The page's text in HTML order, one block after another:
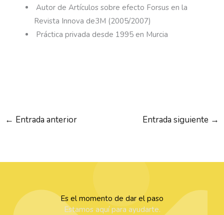
Autor de Artículos sobre efecto Forsus en la
Revista Innova de3M (2005/2007)
Práctica privada desde 1995 en Murcia
← Entrada anterior Entrada siguiente →
Es el momento de dar el paso
Estamos aquí para ayudarte.